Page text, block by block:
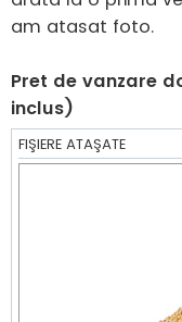
am atasat foto.
Pret de vanzare
inclus)
FIŞIERE ATAŞATE